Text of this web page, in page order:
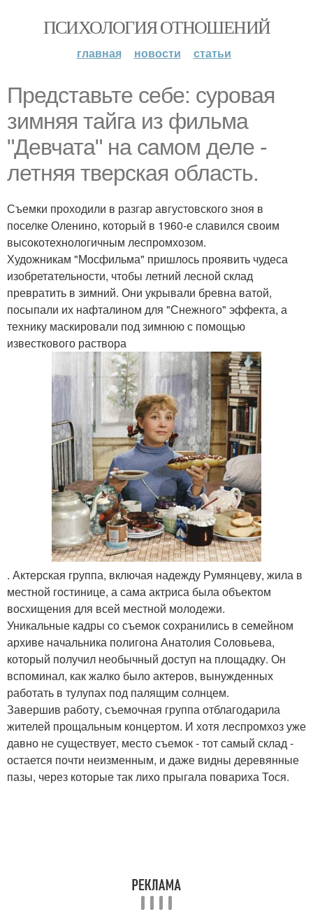
ПСИХОЛОГИЯ ОТНОШЕНИЙ
главная новости статьи
Представьте себе: суровая
зимняя тайга из фильма
"Девчата" на самом деле -
летняя тверская область.
Съемки проходили в разгар августовского зноя в
поселке Оленино, который в 1960-е славился своим
высокотехнологичным леспромхозом.
Художникам "Мосфильма" пришлось проявить чудеса
изобретательности, чтобы летний лесной склад
превратить в зимний. Они укрывали бревна ватой,
посыпали их нафталином для "Снежного" эффекта, а
технику маскировали под зимнюю с помощью
известкового раствора
. Актерская группа, включая надежду Румянцеву, жила в
местной гостинице, а сама актриса была объектом
восхищения для всей местной молодежи.
Уникальные кадры со съемок сохранились в семейном
архиве начальника полигона Анатолия Соловьева,
который получил необычный доступ на площадку. Он
вспоминал, как жалко было актеров, вынужденных
работать в тулупах под палящим солнцем.
Завершив работу, съемочная группа отблагодарила
жителей прощальным концертом. И хотя леспромхоз уже
давно не существует, место съемок - тот самый склад -
остается почти неизменным, и даже видны деревянные
пазы, через которые так лихо прыгала повариха Тося.